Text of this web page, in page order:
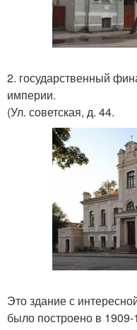
2. государственный
империи.
(Ул. советская, д. 44.
Это здание с
было построено в 1909-